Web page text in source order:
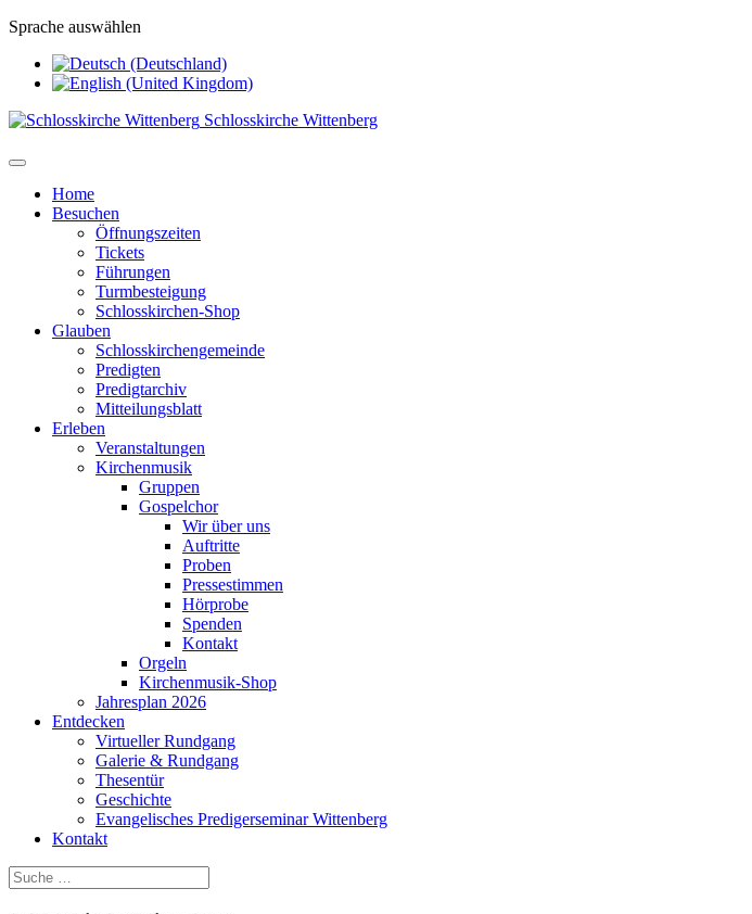
Sprache auswählen
Schlosskirche Wittenberg
Home
Besuchen
Öffnungszeiten
Tickets
Führungen
Turmbesteigung
Schlosskirchen-Shop
Glauben
Schlosskirchengemeinde
Predigten
Predigtarchiv
Mitteilungsblatt
Erleben
Veranstaltungen
Kirchenmusik
Gruppen
Gospelchor
Wir über uns
Auftritte
Proben
Pressestimmen
Hörprobe
Spenden
Kontakt
Orgeln
Kirchenmusik-Shop
Jahresplan 2026
Entdecken
Virtueller Rundgang
Galerie & Rundgang
Thesentür
Geschichte
Evangelisches Predigerseminar Wittenberg
Kontakt